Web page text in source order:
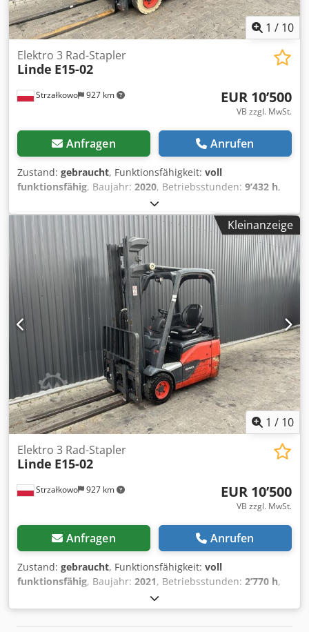
1 / 10
Strzałkowo 927 km
Elektro 3 Rad-Stapler
Linde E15-02
EUR 10’500
VB zzgl. MwSt.
Anfragen Anrufen
Zustand: gebraucht, Funktionsfähigkeit: voll
funktionsfähig, Baujahr: 2020, Betriebsstunden: 9’432 h,
, Hubhöhe:4’625 mm
mm, Kraftstofftyp:elektrisch, Masttyp:Triplex, Bauhöhe:
2’121 mm
, Antriebsart: Elektro
, Elektro 3 Rad-Stapler ISO
Klasse: ISO Klasse 2 = 1.000 - 2.500 kg Masttyp: Triplex
Zustand: Einsatzbereit und voll funktionsfähig Zustand
Technisch: gut Batterie Volt: 24V Batterie Baujahr: 2025
Seitenschieber, 3. Ventil, Heizung, Vollkabine, Chjdpfx
Aezhdghji Iea
Kleinanzeige
1 / 10
Strzałkowo 927 km
Elektro 3 Rad-Stapler
Linde E15-02
EUR 10’500
VB zzgl. MwSt.
Anfragen Anrufen
Zustand: gebraucht, Funktionsfähigkeit: voll
funktionsfähig, Baujahr: 2021, Betriebsstunden: 2’770 h,
, Hubhöhe:5’225 mm
mm, Kraftstofftyp:elektrisch, Masttyp:Triplex, Bauhöhe:
2’321 mm, Antriebsart:Elektro, Elektro 3 Rad-Stapler